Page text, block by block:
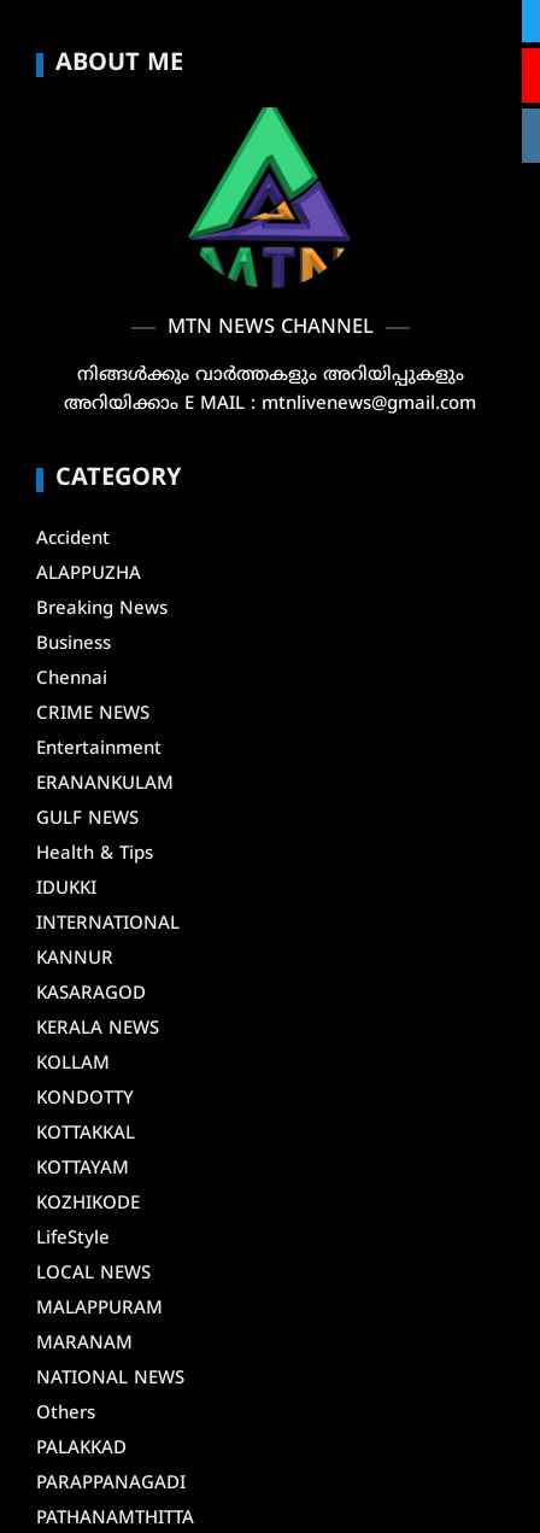
ABOUT ME
MTN NEWS CHANNEL
നിങ്ങൾക്കും വാർത്തകളും അറിയിപ്പുകളും
അറിയിക്കാം E MAIL : mtnlivenews@gmail.com
CATEGORY
Accident
ALAPPUZHA
Breaking News
Business
Chennai
CRIME NEWS
Entertainment
ERANANKULAM
GULF NEWS
Health & Tips
IDUKKI
INTERNATIONAL
KANNUR
KASARAGOD
KERALA NEWS
KOLLAM
KONDOTTY
KOTTAKKAL
KOTTAYAM
KOZHIKODE
LifeStyle
LOCAL NEWS
MALAPPURAM
MARANAM
NATIONAL NEWS
Others
PALAKKAD
PARAPPANAGADI
PATHANAMTHITTA